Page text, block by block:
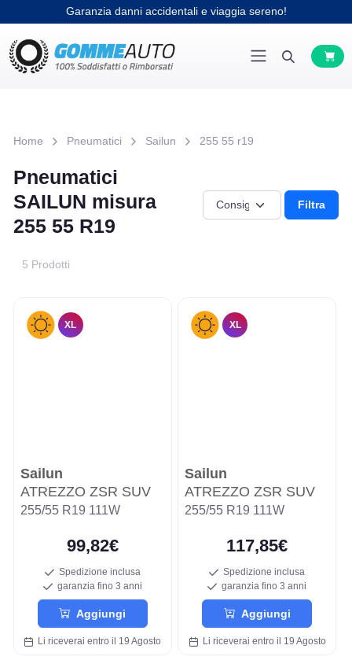
Garanzia danni accidentali e viaggia sereno!
Home Pneumatici Sailun 255 55 r19
Pneumatici
SAILUN misura
255 55 R19
Filtra
5 Prodotti
XL
Sailun
ATREZZO ZSR SUV
255/55 R19 111W
99,82€
Spedizione inclusa
garanzia fino 3 anni
Aggiungi
Li riceverai entro il 19 Agosto
XL
Sailun
ATREZZO ZSR SUV
255/55 R19 111W
117,85€
Spedizione inclusa
garanzia fino 3 anni
Aggiungi
Li riceverai entro il 19 Agosto